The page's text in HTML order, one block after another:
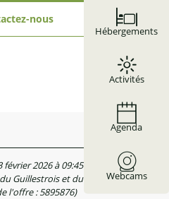
Hébergements
Activités
Agenda
Webcams
nous
février 2026 à 09:45
Guillestrois et du Queyras
l'offre :5895876)